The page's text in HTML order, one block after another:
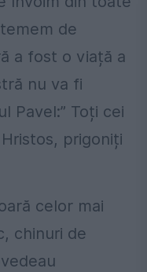
de
a fost o viață a
nu va fi
Pavel:” Toți cei
prigoniți
celor mai
chinuri de